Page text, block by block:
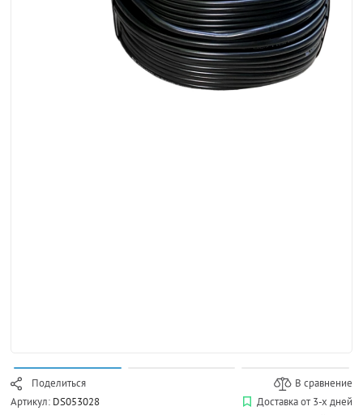
Поделиться
В сравнение
Артикул: DS053028
Доставка от 3-х дней